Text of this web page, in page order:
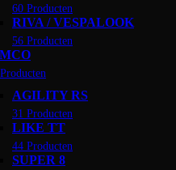
60 Producten
RIVA / VESPALOOK
56 Producten
AGILITY RS
31 Producten
LIKE TT
44 Producten
SUPER 8